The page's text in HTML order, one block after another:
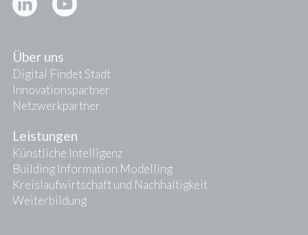
Über uns
Digital Findet Stadt
Innovationspartner
Netzwerkpartner
Leistungen
Künstliche Intelligenz
Building Information Modelling
Kreislaufwirtschaft und Nachhaltigkeit
Weiterbildung